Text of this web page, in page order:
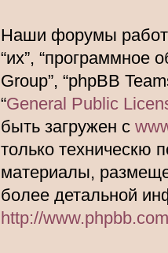
Наши форумы
“их”, “программное
Group”, “phpBB
“General Public
быть загружен с
только техническю
материалы,
более детальной
http://